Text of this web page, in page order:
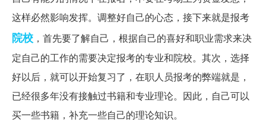
这样必然影响发挥。调整好自己的心态，接下来就是报考
院校 ，首先要了解自己，根据自己的喜好和职业需求来决
定自己的工作的需要决定报考的专业和院校。其次，选择
好以后，就可以开始复习了，在职人员报考的弊端就是，
已经很多年没有接触过书籍和专业理论。因此，自己可以
买一些书籍，补充一些自己的理论知识。